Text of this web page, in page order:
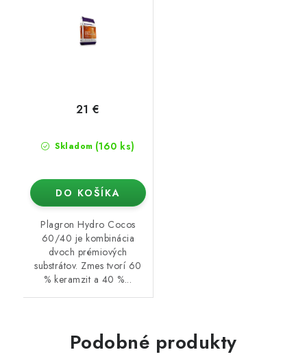
Skladom (160 ks)
21 €
DO KOŠÍKA
Plagron Hydro Cocos
60/40 je kombinácia
dvoch prémiových
substrátov. Zmes tvorí 60
% keramzit a 40 %...
Podobné produkty